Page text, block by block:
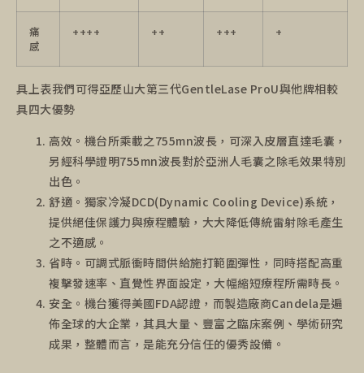
痛
感
++++ ++ +++ +
具上表我們可得亞歷山大第三代GentleLase ProU與他牌相較
具四大優勢
高效。機台所乘載之755mn波長，可深入皮層直達毛囊，
另經科學證明755mn波長對於亞洲人毛囊之除毛效果特別
出色。
舒適。獨家冷凝DCD(Dynamic Cooling Device)系統，
提供絕佳保護力與療程體驗，大大降低傳統雷射除毛產生
之不適感。
省時。可調式脈衝時間供給施打範圍彈性，同時搭配高重
複擊發速率、直覺性界面設定，大幅縮短療程所需時長。
安全。機台獲得美國FDA認證，而製造廠商Candela是遍
佈全球的大企業，其具大量、豐富之臨床案例、學術研究
成果，整體而言，是能充分信任的優秀設備。